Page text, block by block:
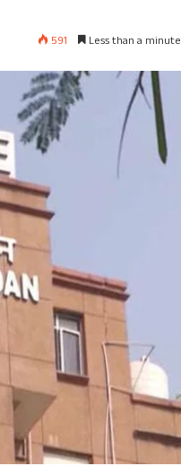
591 Less than a minute